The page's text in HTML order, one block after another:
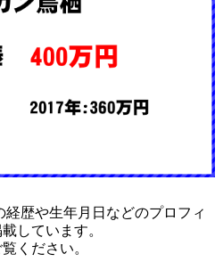
歴や生年月日などのプロフィ
しています。
ください。